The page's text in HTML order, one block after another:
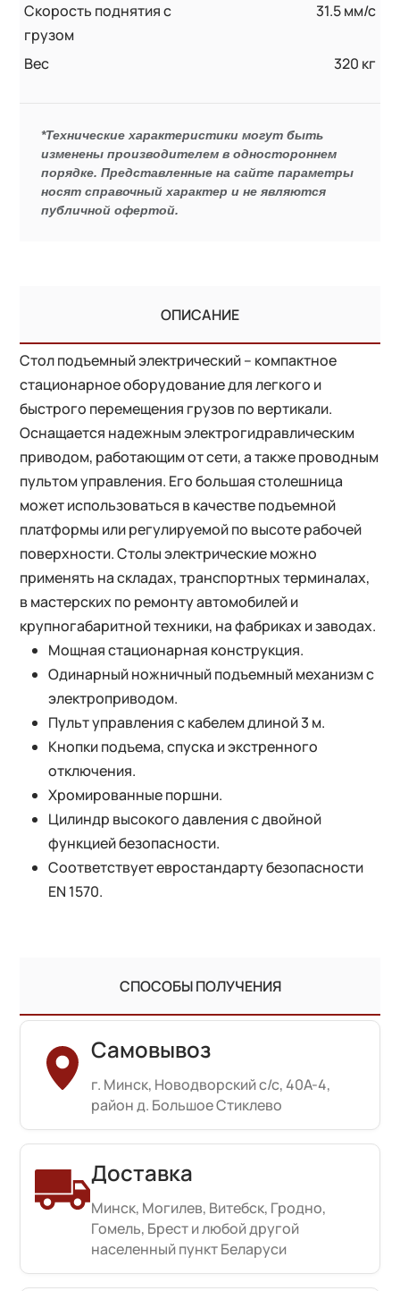
Скорость поднятия с
грузом
31.5 мм/с
Вес 320 кг
*Технические характеристики могут быть
изменены производителем в одностороннем
порядке. Представленные на сайте параметры
носят справочный характер и не являются
публичной офертой.
ОПИСАНИЕ
Стол подъемный электрический – компактное
стационарное оборудование для легкого и
быстрого перемещения грузов по вертикали.
Оснащается надежным электрогидравлическим
приводом, работающим от сети, а также проводным
пультом управления. Его большая столешница
может использоваться в качестве подъемной
платформы или регулируемой по высоте рабочей
поверхности. Столы электрические можно
применять на складах, транспортных терминалах,
в мастерских по ремонту автомобилей и
крупногабаритной техники, на фабриках и заводах.
Мощная стационарная конструкция.
Одинарный ножничный подъемный механизм с
электроприводом.
Пульт управления с кабелем длиной 3 м.
Кнопки подъема, спуска и экстренного
отключения.
Хромированные поршни.
Цилиндр высокого давления с двойной
функцией безопасности.
Соответствует евростандарту безопасности
EN 1570.
СПОСОБЫ ПОЛУЧЕНИЯ
Самовывоз
г. Минск, Новодворский с/с, 40А-4,
район д. Большое Стиклево
Доставка
Минск, Могилев, Витебск, Гродно,
Гомель, Брест и любой другой
населенный пункт Беларуси